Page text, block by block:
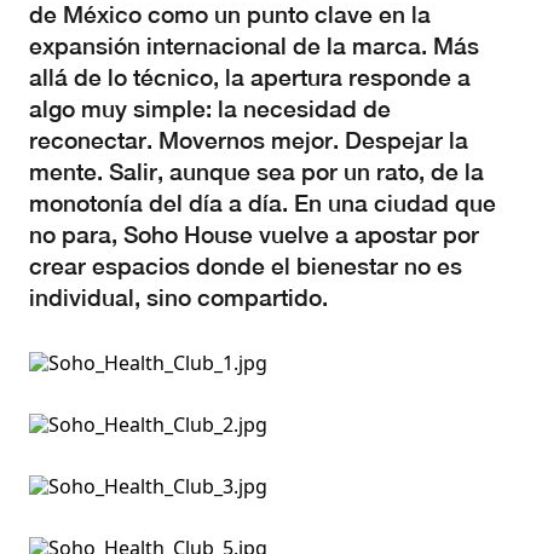
de México como un punto clave en la
expansión internacional de la marca. Más
allá de lo técnico, la apertura responde a
algo muy simple: la necesidad de
reconectar. Movernos mejor. Despejar la
mente. Salir, aunque sea por un rato, de la
monotonía del día a día. En una ciudad que
no para, Soho House vuelve a apostar por
crear espacios donde el bienestar no es
individual, sino compartido.